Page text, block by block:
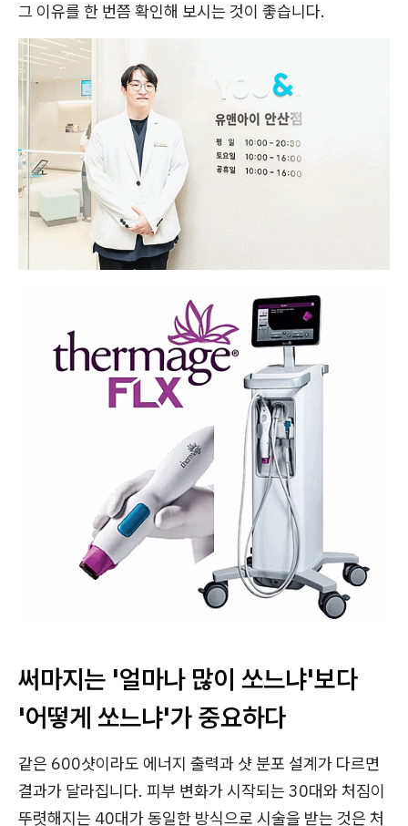
그 이유를 한 번쯤 확인해 보시는 것이 좋습니다.
써마지는 '얼마나 많이 쏘느냐'보다
'어떻게 쏘느냐'가 중요하다
같은 600샷이라도 에너지 출력과 샷 분포 설계가 다르면
결과가 달라집니다. 피부 변화가 시작되는 30대와 처짐이
뚜렷해지는 40대가 동일한 방식으로 시술을 받는 것은 처